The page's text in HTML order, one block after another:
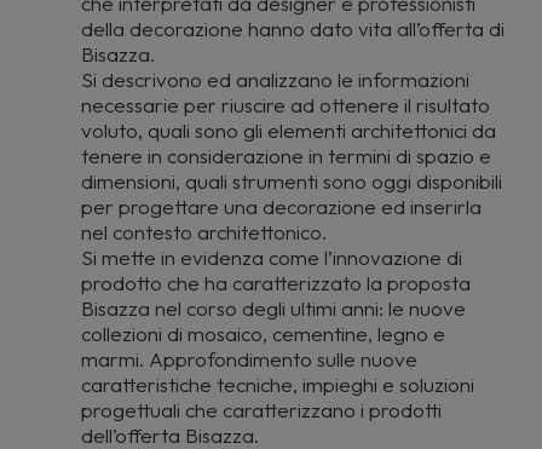
della decorazione hanno dato vita all’offerta di
Bisazza.
Si descrivono ed analizzano le informazioni
necessarie per riuscire ad ottenere il risultato
voluto, quali sono gli elementi architettonici da
tenere in considerazione in termini di spazio e
dimensioni, quali strumenti sono oggi disponibili
per progettare una decorazione ed inserirla
nel contesto architettonico.
Si mette in evidenza come l’innovazione di
prodotto che ha caratterizzato la proposta
Bisazza nel corso degli ultimi anni: le nuove
collezioni di mosaico, cementine, legno e
marmi. Approfondimento sulle nuove
caratteristiche tecniche, impieghi e soluzioni
progettuali che caratterizzano i prodotti
dell’offerta Bisazza.